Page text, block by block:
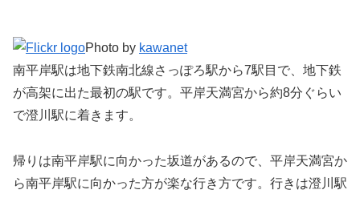
Photo by kawanet
南平岸駅は地下鉄南北線さっぽろ駅から7駅目で、地下鉄
が高架に出た最初の駅です。平岸天満宮から約8分ぐらい
で澄川駅に着きます。
帰りは南平岸駅に向かった坂道があるので、平岸天満宮か
ら南平岸駅に向かった方が楽な行き方です。行きは澄川駅